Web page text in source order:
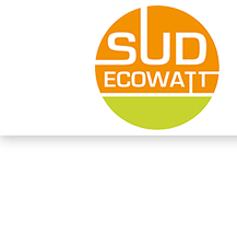
Panneau de gestion des cookies